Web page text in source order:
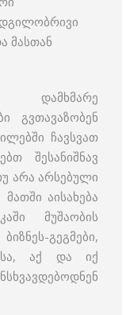
მასთან
გვთავაზობენ
ჩავსვათ
შესანიშნავ
არა არსებული
აისახება
მუშაობის
გეგმები,
აქ და იქ